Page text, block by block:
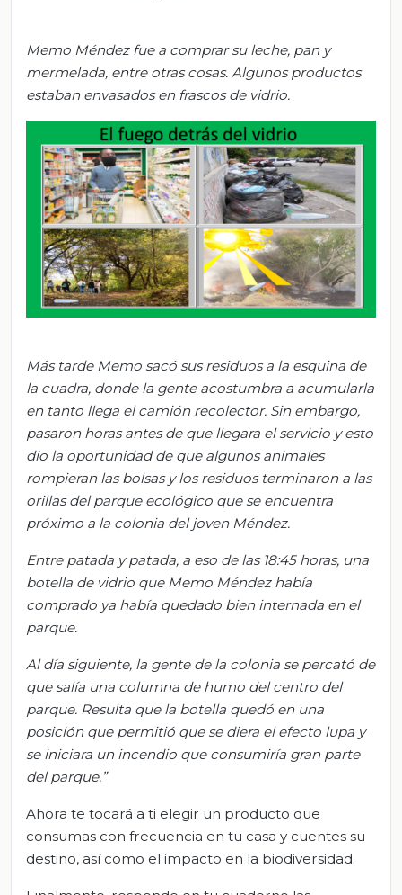
Memo Méndez fue a comprar su leche, pan y
mermelada, entre otras cosas. Algunos productos
estaban envasados en frascos de vidrio.
Más tarde Memo sacó sus residuos a la esquina de
la cuadra, donde la gente acostumbra a acumularla
en tanto llega el camión recolector. Sin embargo,
pasaron horas antes de que llegara el servicio y esto
dio la oportunidad de que algunos animales
rompieran las bolsas y los residuos terminaron a las
orillas del parque ecológico que se encuentra
próximo a la colonia del joven Méndez.
Entre patada y patada, a eso de las 18:45 horas, una
botella de vidrio que Memo Méndez había
comprado ya había quedado bien internada en el
parque.
Al día siguiente, la gente de la colonia se percató de
que salía una columna de humo del centro del
parque. Resulta que la botella quedó en una
posición que permitió que se diera el efecto lupa y
se iniciara un incendio que consumiría gran parte
del parque.”
Ahora te tocará a ti elegir un producto que
consumas con frecuencia en tu casa y cuentes su
destino, así como el impacto en la biodiversidad.